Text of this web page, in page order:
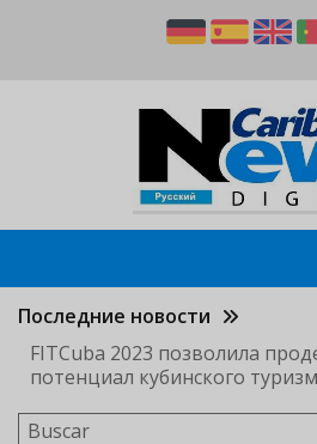
Последние новости
FITCuba 2023 позволила
потенциал кубинского
Buscar